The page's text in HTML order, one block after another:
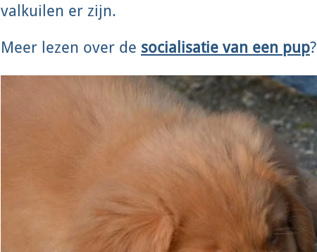
valkuilen er zijn.
Meer lezen over de socialisatie van een pup?